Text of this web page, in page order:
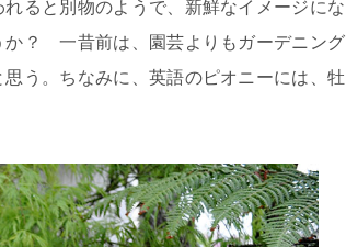
ると別物のようで、新鮮なイメージにな
か？ 一昔前は、園芸よりもガーデニング
う。ちなみに、英語のピオニーには、牡